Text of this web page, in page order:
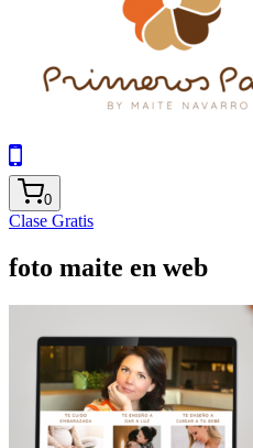
0
Clase Gratis
foto maite en web